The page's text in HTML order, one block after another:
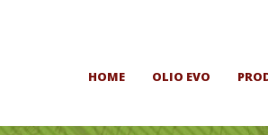
HOME OLIO EVO